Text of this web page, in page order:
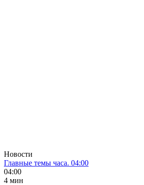
Новости
Главные темы часа. 04:00
04:00
4 мин